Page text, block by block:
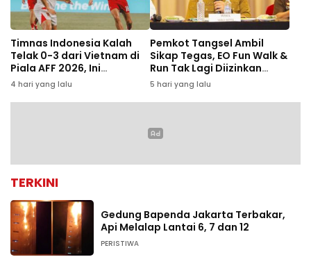
Timnas Indonesia Kalah
Telak 0-3 dari Vietnam di
Piala AFF 2026, Ini
Penyebabnya
4 hari yang lalu
Pemkot Tangsel Ambil
Sikap Tegas, EO Fun Walk &
Run Tak Lagi Diizinkan
Gelar Event
5 hari yang lalu
TERKINI
Gedung Bapenda Jakarta Terbakar,
Api Melalap Lantai 6, 7 dan 12
PERISTIWA